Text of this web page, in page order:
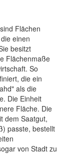
Flächen
einen
besitzt
Flächenmaße
So
die ein
als die
Die Einheit
Fläche. Die
dem Saatgut,
passte, bestellt
von Stadt zu